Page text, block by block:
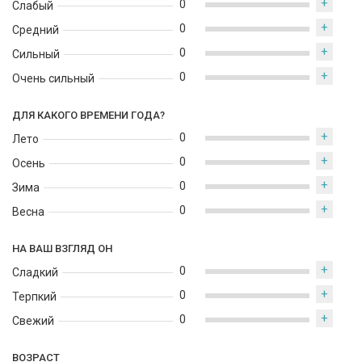
лета и начала осени, для дневного или вечернего образа,
также прекрасный подарок для тех, кто любит нишевую
парфюмерию с характером и историей.
Слабый
Средний
Сильный
Очень сильный
0 +
0 +
0 +
0 +
ДЛЯ КАКОГО ВРЕМЕНИ ГОДА?
Лето
Осень
Зима
Весна
0 +
0 +
0 +
0 +
НА ВАШ ВЗГЛЯД ОН
Сладкий
Терпкий
Свежий
0 +
0 +
0 +
ВОЗРАСТ